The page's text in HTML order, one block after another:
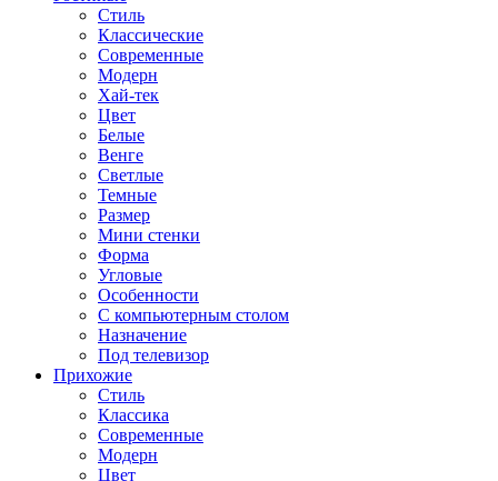
Стиль
Классические
Современные
Модерн
Хай-тек
Цвет
Белые
Венге
Светлые
Темные
Размер
Мини стенки
Форма
Угловые
Особенности
С компьютерным столом
Назначение
Под телевизор
Прихожие
Стиль
Классика
Современные
Модерн
Цвет